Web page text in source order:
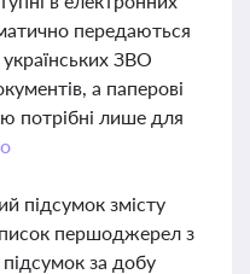
передаються
ЗВО
а паперові
потрібні лише для
підсумок змісту
першоджерел з
за добу